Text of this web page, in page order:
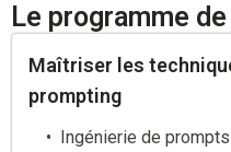
Le programme
Maîtriser les
prompting
Ingénierie de